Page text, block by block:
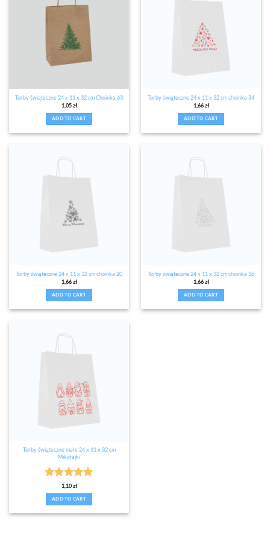
Torby świąteczne 24 x 11 x 32 cm Choinka 63
1,05zł
ADD TO CART
Torby świąteczne 24 x 11 x 32 cm choinka 34
1,66zł
ADD TO CART
Torby świąteczne 24 x 11 x 32 cm choinka 20
1,66zł
ADD TO CART
Torby świąteczne 24 x 11 x 32 cm choinka 36
1,66zł
ADD TO CART
Torby świąteczne małe 24 x 11 x 32 cm
Mikołajki
Rated5
out of 5
1,10zł
ADD TO CART